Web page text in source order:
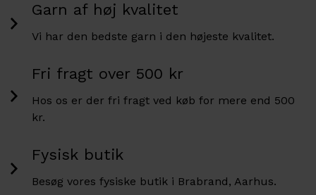
Garn af høj kvalitet
Vi har den bedste garn i den højeste kvalitet.
Fri fragt over 500 kr
Hos os er der fri fragt ved køb for mere end 500
kr.
Fysisk butik
Besøg vores fysiske butik i Brabrand, Aarhus.